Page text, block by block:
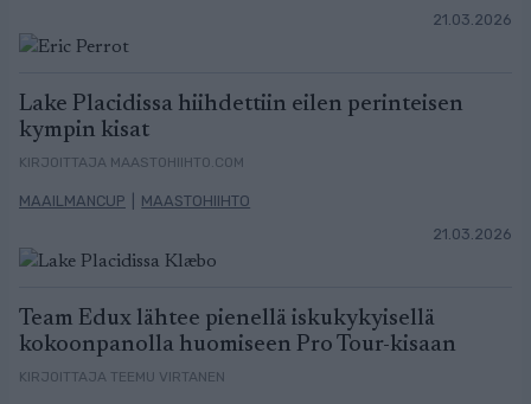
21.03.2026
Lake Placidissa hiihdettiin eilen perinteisen
kympin kisat
KIRJOITTAJA MAASTOHIIHTO.COM
MAAILMANCUP
MAASTOHIIHTO
21.03.2026
Team Edux lähtee pienellä iskukykyisellä
kokoonpanolla huomiseen Pro Tour-kisaan
KIRJOITTAJA TEEMU VIRTANEN